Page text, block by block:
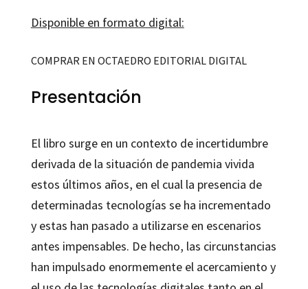
Disponible en formato digital:
COMPRAR EN OCTAEDRO EDITORIAL DIGITAL
Presentación
El libro surge en un contexto de incertidumbre
derivada de la situación de pandemia vivida
estos últimos años, en el cual la presencia de
determinadas tecnologías se ha incrementado
y estas han pasado a utilizarse en escenarios
antes impensables. De hecho, las circunstancias
han impulsado enormemente el acercamiento y